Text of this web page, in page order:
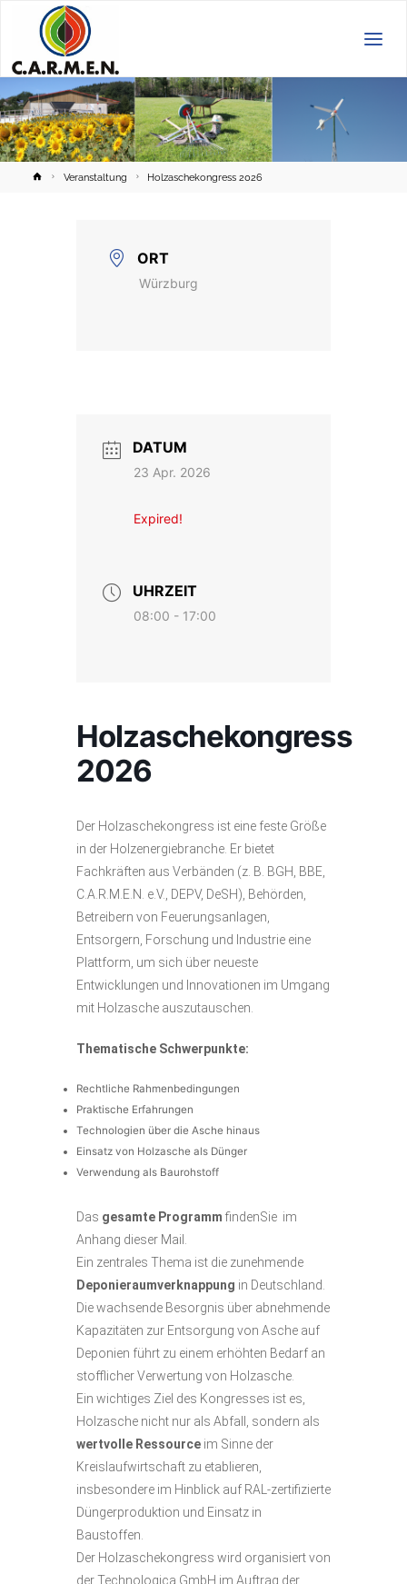
HomeVeranstaltung Holzaschekongress 2026
ORT
Würzburg
DATUM
23 Apr. 2026
Expired!
UHRZEIT
08:00 - 17:00
Holzaschekongress
2026
Der Holzaschekongress ist eine feste Größe
in der Holzenergiebranche. Er bietet
Fachkräften aus Verbänden (z. B. BGH, BBE,
C.A.R.M.E.N. e.V., DEPV, DeSH), Behörden,
Betreibern von Feuerungsanlagen,
Entsorgern, Forschung und Industrie eine
Plattform, um sich über neueste
Entwicklungen und Innovationen im Umgang
mit Holzasche auszutauschen.
Thematische Schwerpunkte:
Rechtliche Rahmenbedingungen
Praktische Erfahrungen
Technologien über die Asche hinaus
Einsatz von Holzasche als Dünger
Verwendung als Baurohstoff
Das gesamte Programm findenSie im
Anhang dieser Mail.
Ein zentrales Thema ist die zunehmende
Deponieraumverknappung in Deutschland.
Die wachsende Besorgnis über abnehmende
Kapazitäten zur Entsorgung von Asche auf
Deponien führt zu einem erhöhten Bedarf an
stofflicher Verwertung von Holzasche.
Ein wichtiges Ziel des Kongresses ist es,
Holzasche nicht nur als Abfall, sondern als
wertvolle Ressource im Sinne der
Kreislaufwirtschaft zu etablieren,
insbesondere im Hinblick auf RAL-zertifizierte
Düngerproduktion und Einsatz in
Baustoffen.
Der Holzaschekongress wird organisiert von
der Technologica GmbH im Auftrag der